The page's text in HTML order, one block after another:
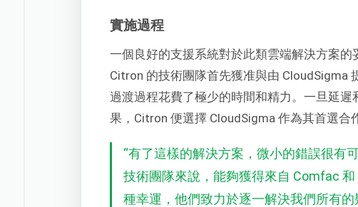
實施過程
一個良好的支援系統對於此類雲端解決方案的
Citron 的技術團隊首先獲准與由 CloudSigma
過渡過程花費了極少的時間和精力。一旦延
果，Citron 便選擇 CloudSigma 作為其首選合
“有了這樣的解決方案，微小的錯誤很有
技術團隊來說，能夠獲得來自 Comfac 和
種幸運，他們致力於逐一解決我們所有